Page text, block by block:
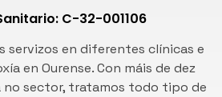
C-32-001106
servizos en diferentes clínicas e
en Ourense. Con máis de dez
no sector, tratamos todo tipo de